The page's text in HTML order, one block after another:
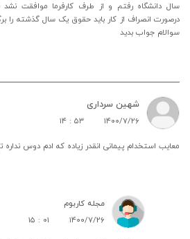
سال دانشگاه رفتم و از طرف کارفرما موافقت نشد
درصورت انصراف از کار باید حقوق یک سال گذشته را
سوالام جواب بدید
شهین سرداری
۱۴۰۰/۷/۲۶ ۱۴ : ۵۳
معایب استخدام پیمانی انقدر زیاده که ادم دوس
مجله کاربوم
۱۴۰۰/۷/۲۶
۱۵ : ۰۱